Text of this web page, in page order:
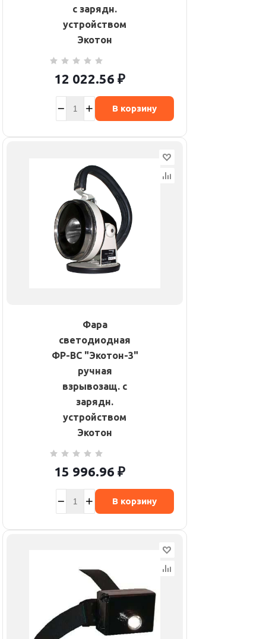
с зарядн.
устройством
Экотон
12 022.56 ₽
В корзину
Фара
светодиодная
ФР-ВС "Экотон-3"
ручная
взрывозащ. с
зарядн.
устройством
Экотон
15 996.96 ₽
В корзину